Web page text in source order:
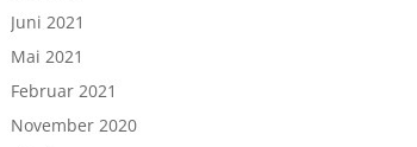
Juni 2021
Mai 2021
Februar 2021
November 2020